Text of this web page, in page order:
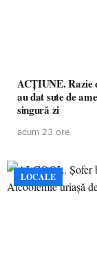
ACȚIUNE. Razie
au dat sute de
singură zi
acum 23 ore
LOCALE